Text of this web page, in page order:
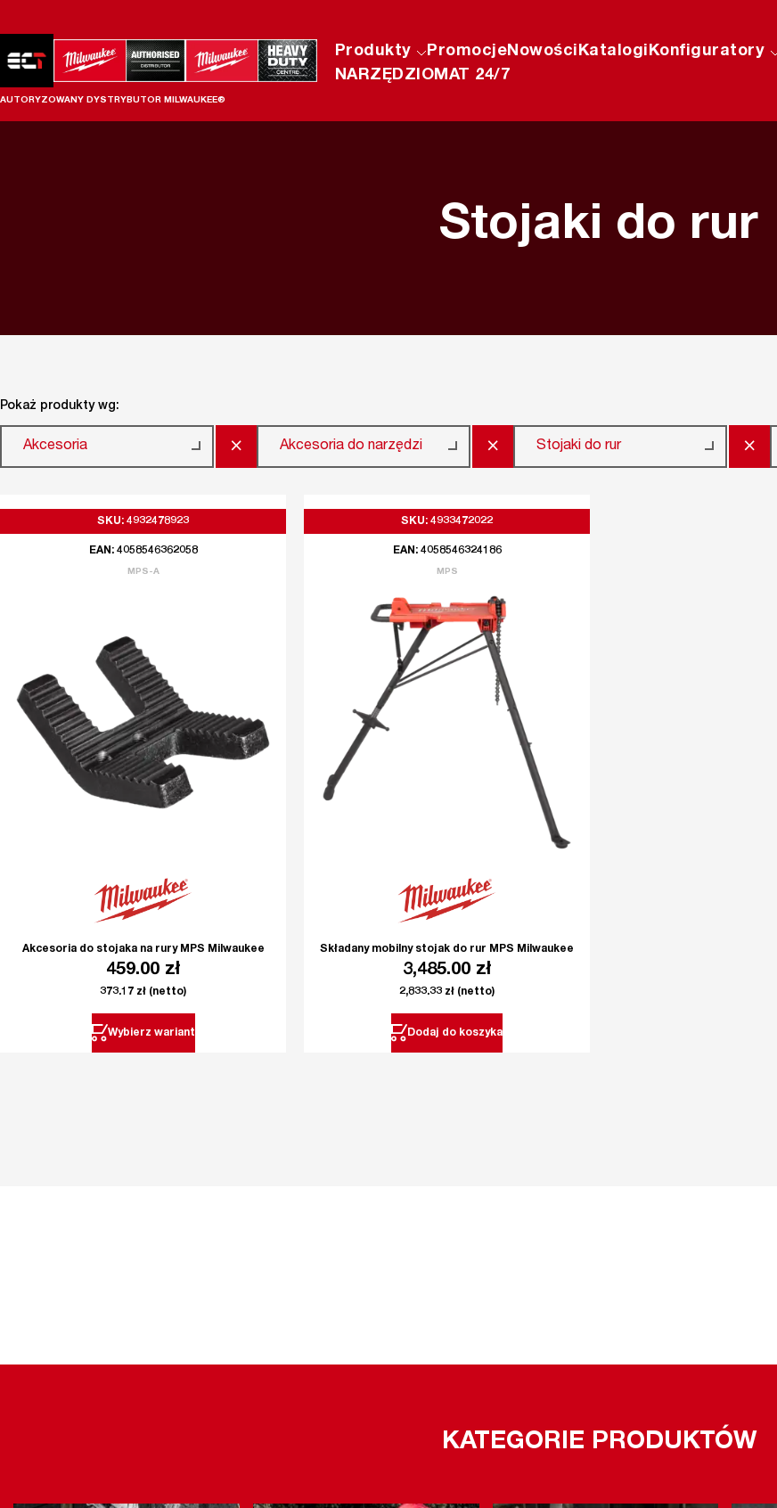
AUTORYZOWANY DYSTRYBUTOR MILWAUKEE®
Produkty PromocjeNowościKatalogiKonfiguratory
NARZĘDZIOMAT 24/7
Stojaki do rur
Pokaż produkty wg:
Akcesoria × Akcesoria do narzędzi × Stojaki do rur ×
SKU: 4932478923
EAN: 4058546362058
MPS-A
Akcesoria do stojaka na rury MPS Milwaukee
459.00 zł
373.17 zł (netto)
Wybierz wariant
SKU: 4933472022
EAN: 4058546324186
MPS
Składany mobilny stojak do rur MPS Milwaukee
3,485.00 zł
2,833.33 zł (netto)
Dodaj do koszyka
KATEGORIE PRODUKTÓW